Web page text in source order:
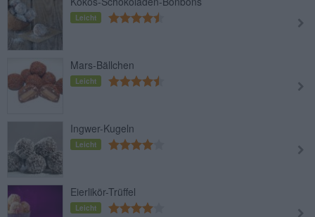
Leicht
Mars-Bällchen
Leicht
Ingwer-Kugeln
Leicht
Eierlikör-Trüffel
Leicht